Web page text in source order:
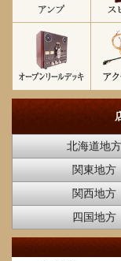
北海道地方
関東地方
関西地方
四国地方